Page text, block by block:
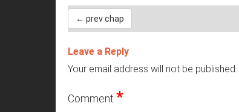
← prev chap
Leave a Reply
Your email address will not be published.
Comment *